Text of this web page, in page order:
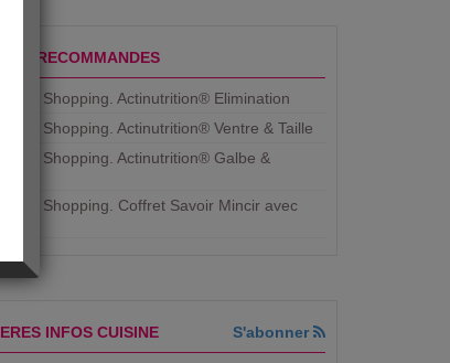
RECOMMANDES
Shopping. Actinutrition® Elimination
Shopping. Actinutrition® Ventre & Taille
Shopping. Actinutrition® Galbe &
Shopping. ​Coffret Savoir Mincir avec
INFOS CUISINE S'abonner